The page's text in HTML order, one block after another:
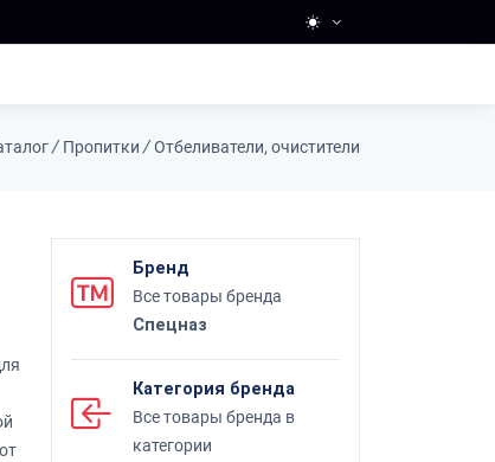
/ Пропитки /Отбеливатели, очистители
Бренд
Все товары бренда
Спецназ
Категория бренда
Все товары бренда в
категории